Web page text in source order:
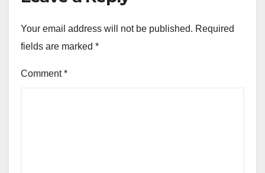
Your email address will not be published. Required
fields are marked *
Comment*